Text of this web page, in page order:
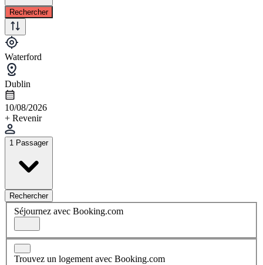
Rechercher
Waterford
Dublin
10/08/2026
+ Revenir
1 Passager
Rechercher
Séjournez avec Booking.com
Trouvez un logement avec Booking.com